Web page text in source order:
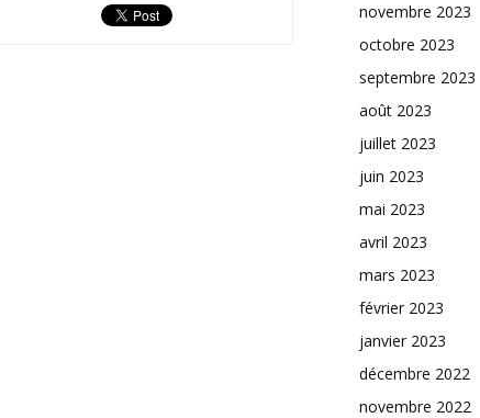
novembre 2023
octobre 2023
septembre 2023
août 2023
juillet 2023
juin 2023
mai 2023
avril 2023
mars 2023
février 2023
janvier 2023
décembre 2022
novembre 2022